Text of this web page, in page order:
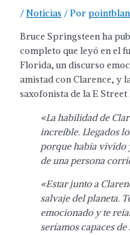
/Noticias / Por
Bruce Springsteen ha
completo que leyó en el
Florida, un discurso
amistad con Clarence, y
saxofonista de la E Street
«La habilidad de
increíble. Llegados
porque había vivido
de una persona
«Estar junto a
salvaje del planeta.
emocionado y te
seríamos capaces